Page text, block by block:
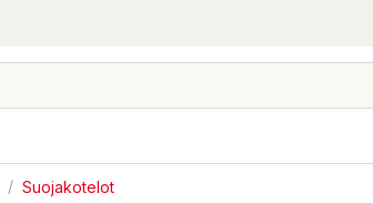
/ Suojakotelot